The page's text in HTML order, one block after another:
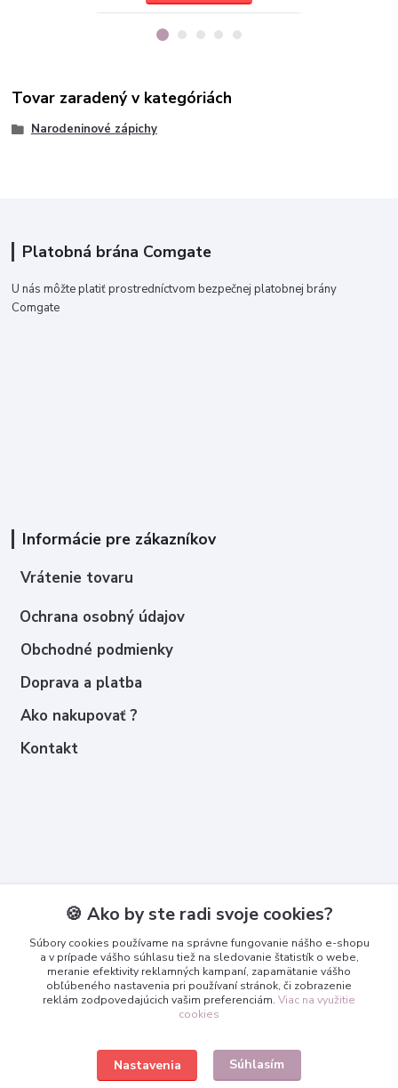
Tovar zaradený v kategóriách
Narodeninové zápichy
Platobná brána Comgate
U nás môžte platiť prostredníctvom bezpečnej platobnej brány
Comgate
Informácie pre zákazníkov
Vrátenie tovaru
Ochrana osobný údajov
Obchodné podmienky
Doprava a platba
Ako nakupovať ?
Kontakt
+421 950 365 567
info@3dcko.sk
🍪 Ako by ste radi svoje cookies?
Súbory cookies používame na správne fungovanie nášho e-shopu
a v prípade vášho súhlasu tiež na sledovanie štatistík o webe,
meranie efektivity reklamných kampaní, zapamätanie vášho
obľúbeného nastavenia pri používaní stránok, či zobrazenie
reklám zodpovedajúcich vašim preferenciám. Viac na využitie
cookies
Nastavenia Súhlasím